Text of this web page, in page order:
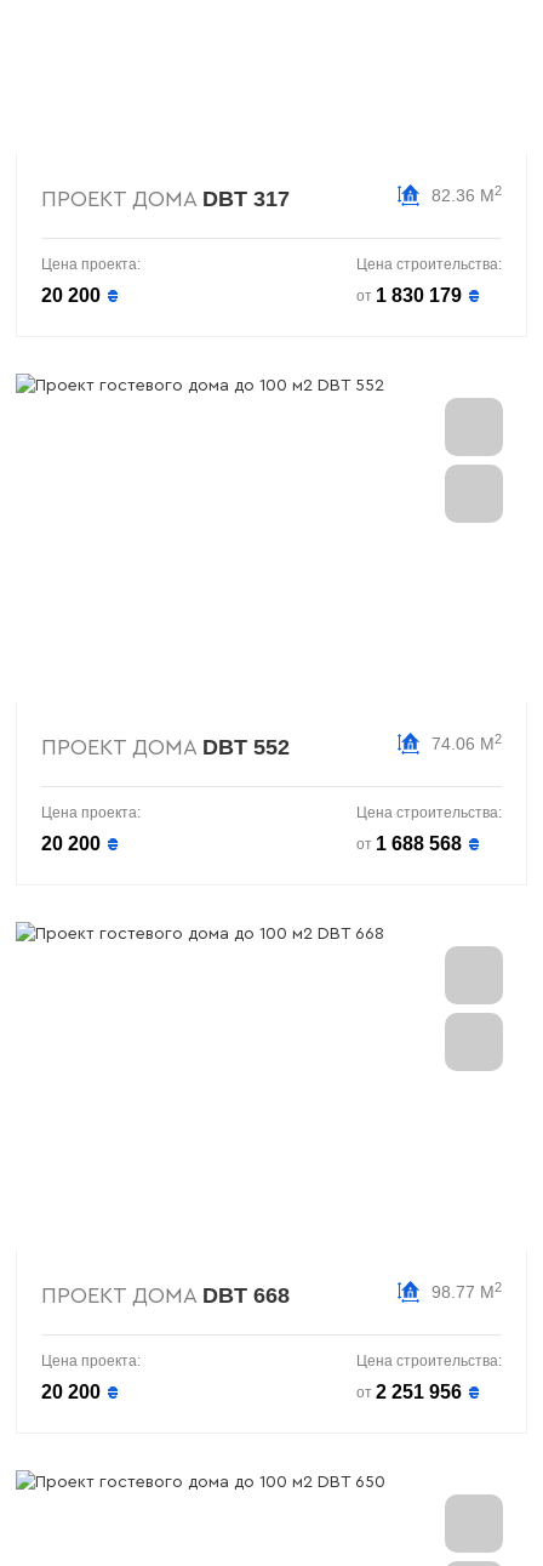
ПРОЕКТ ДОМА DBT 317 82.36 М2
Цена проекта:
20 200 ₴
Цена строительства:
от 1 830 179 ₴
ПРОЕКТ ДОМА DBT 552 74.06 М2
Цена проекта:
20 200 ₴
Цена строительства:
от 1 688 568 ₴
ПРОЕКТ ДОМА DBT 668 98.77 М2
Цена проекта:
20 200 ₴
Цена строительства:
от 2 251 956 ₴